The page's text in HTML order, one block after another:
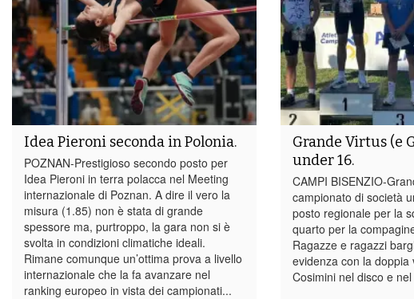
Idea Pieroni seconda in Polonia.
POZNAN-Prestigioso secondo posto per
Idea Pieroni in terra polacca nel Meeting
internazionale di Poznan. A dire il vero la
misura (1.85) non è stata di grande
spessore ma, purtroppo, la gara non si è
svolta in condizioni climatiche ideali.
Rimane comunque un’ottima prova a livello
internazionale che la fa avanzare nel
ranking europeo in vista dei campionati...
Grande Virtus (e
under 16.
CAMPI BISENZIO-
campionato di società
posto regionale per la
quarto per la
Ragazze e ragazzi
evidenza con la doppia
Cosimini nel disco e